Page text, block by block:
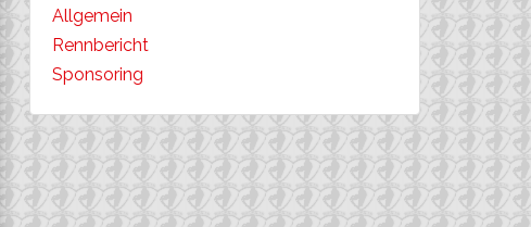
Allgemein
Rennbericht
Sponsoring